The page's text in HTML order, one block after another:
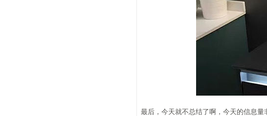
最后，今天就不总结了啊，今天的信息